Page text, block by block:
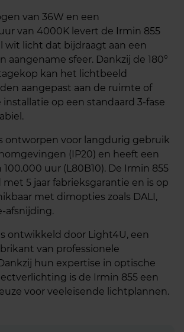
van 36W en een
van 4000K levert de Irmin 855
wit licht dat bijdraagt aan een
aangename sfeer. Dankzij de 180°
kan het lichtbeeld
aangepast aan de ruimte of
op een standaard 3-fase
ontworpen voor langdurig gebruik
(IP20) en heeft een
100.000 uur (L80B10). De Irmin 855
5 jaar fabrieksgarantie en is op
met dimopties zoals DALI,
afsnijding.
ontwikkeld door Light4U, een
van professionele
hun expertise in optische
is de Irmin 855 een
voor veeleisende lichtplannen.